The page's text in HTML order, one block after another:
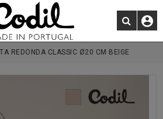
REDONDA CLASSIC Ø20 CM BEIGE